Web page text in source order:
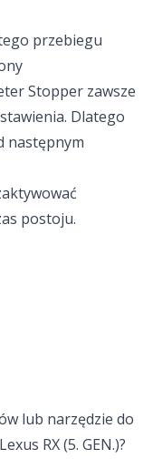
przebiegu
Stopper zawsze
Dlatego
następnym
postoju.
lub narzędzie do
RX (5. GEN.)?